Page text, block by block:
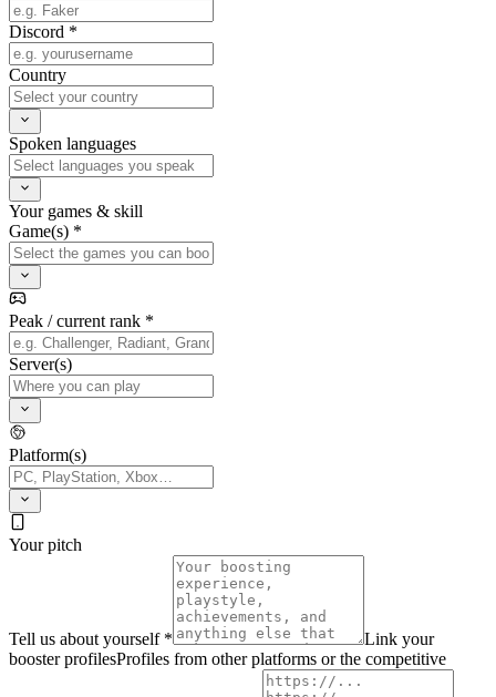
Discord *
Country
Spoken languages
Your games & skill
Game(s) *
Peak / current rank *
Server(s)
Platform(s)
Your pitch
Tell us about yourself *
Link your
booster profilesProfiles from other platforms or the competitive